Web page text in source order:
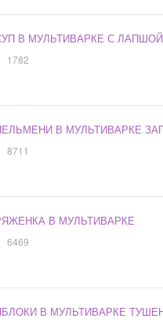
В МУЛЬТИВАРКЕ С
1782
В МУЛЬТИВАРКЕ
8711
В МУЛЬТИВАРКЕ
6469
В МУЛЬТИВАРКЕ